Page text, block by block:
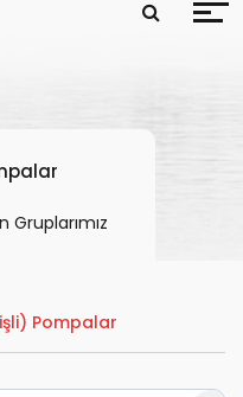
Gruplarımız
Pompalar